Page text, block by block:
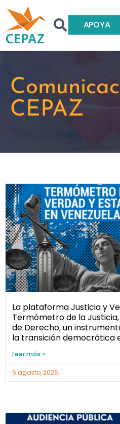
APOYA
CEPAZ
La plataforma Justicia y
Termómetro de la
de Derecho, un
la transición democrática
Leer más »
6 agosto, 2026